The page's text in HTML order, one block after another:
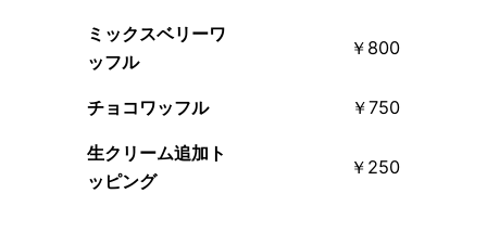
ミックスベリーワ
ッフル
￥800
チョコワッフル ￥750
生クリーム追加ト
ッピング
￥250